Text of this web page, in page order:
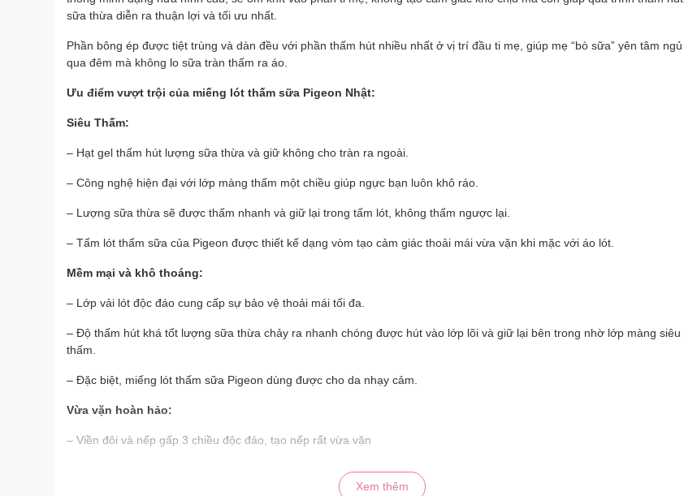
sữa thừa diễn ra thuận lợi và tối ưu nhất.
Phần bông ép được tiệt trùng và dàn đều với phần thấm hút nhiều nhất ở vị trí đầu ti mẹ, giúp mẹ “bò sữa” yên tâm ngủ
qua đêm mà không lo sữa tràn thấm ra áo.
Ưu điểm vượt trội của miếng lót thấm sữa Pigeon Nhật:
Siêu Thấm:
– Hạt gel thấm hút lượng sữa thừa và giữ không cho tràn ra ngoài.
– Công nghệ hiện đại với lớp màng thấm một chiều giúp ngực bạn luôn khô ráo.
– Lượng sữa thừa sẽ được thấm nhanh và giữ lại trong tấm lót, không thấm ngược lại.
– Tấm lót thấm sữa của Pigeon được thiết kế dạng vòm tạo cảm giác thoải mái vừa vặn khi mặc với áo lót.
Mềm mại và khô thoáng:
– Lớp vải lót độc đáo cung cấp sự bảo vệ thoải mái tối đa.
– Độ thấm hút khá tốt lượng sữa thừa chảy ra nhanh chóng được hút vào lớp lõi và giữ lại bên trong nhờ lớp màng siêu
thấm.
– Đặc biệt, miếng lót thấm sữa Pigeon dùng được cho da nhạy cảm.
Vừa vặn hoàn hảo:
– Viền đôi và nếp gấp 3 chiều độc đáo, tạo nếp rất vừa vặn
– Tấm lót thấm sữa của Pigeon được thiết kế dạng vòm tạo cảm giác thoải mái vừa vặn khi mặc với áo lót.
Xem thêm